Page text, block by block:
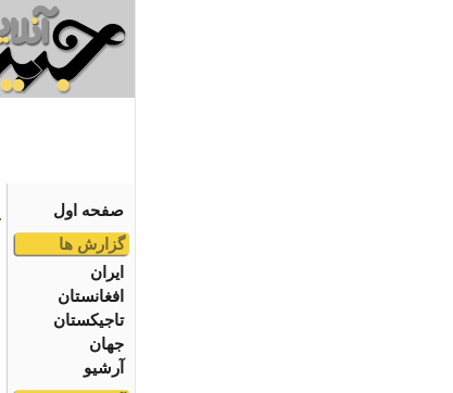
صفحه اول
گزارش ها
ایران
افغانستان
تاجیکستان
جهان
آرشیو